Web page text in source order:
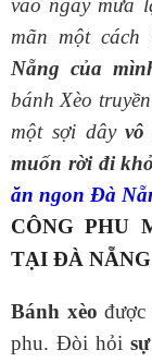
vào ngày mưa
mãn một cách
Nẵng của
bánh Xèo
một sợi dâyvô
muốn rời đi
ăn ngon Đà
CÔNG PHU
TẠI ĐÀ NẴNG
Bánh xèo được
phu. Đòi hỏi